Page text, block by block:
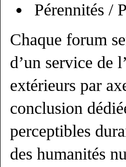
Pérennités /
Chaque forum
d’un service de
extérieurs par
conclusion
perceptibles
des humanités